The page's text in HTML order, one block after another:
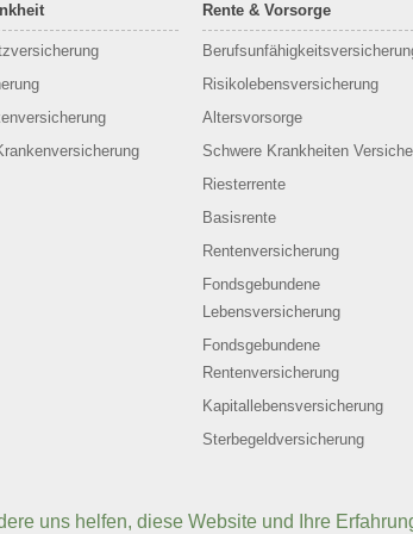
Rente & Vorsorge
Risikolebensversicherung
Altersvorsorge
Schwere Krankheiten
Riesterrente
Basisrente
Rentenversicherung
Fondsgebundene
Lebensversicherung
Fondsgebundene
Rentenversicherung
Kapitallebensversicherung
Sterbegeldversicherung
uns helfen, diese Website und Ihre